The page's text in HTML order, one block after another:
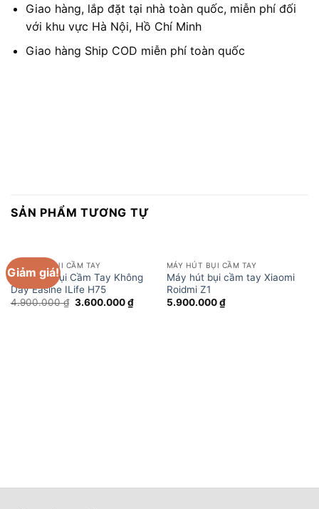
Giao hàng, lắp đặt tại nhà toàn quốc, miễn phí đối
với khu vực Hà Nội, Hồ Chí Minh
Giao hàng Ship COD miễn phí toàn quốc
SẢN PHẨM TƯƠNG TỰ
Giảm giá!
MÁY HÚT BỤI CẦM TAY
Máy Hút Bụi Cầm Tay Không
Dây Easine ILife H75
4.900.000₫ Giá
3.600.000₫Giá
hiện
MÁY HÚT BỤI CẦM TAY
Máy hút bụi cầm tay Xiaomi
Roidmi Z1
5.900.000₫